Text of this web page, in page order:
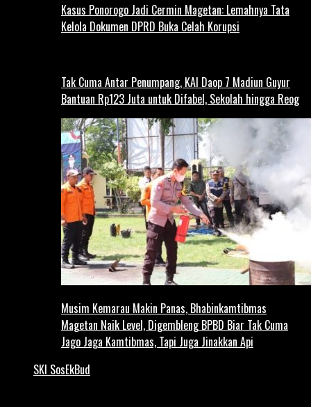
Kasus Ponorogo Jadi Cermin Magetan: Lemahnya Tata
Kelola Dokumen DPRD Buka Celah Korupsi
Tak Cuma Antar Penumpang, KAI Daop 7 Madiun Guyur
Bantuan Rp123 Juta untuk Difabel, Sekolah hingga Reog
Musim Kemarau Makin Panas, Bhabinkamtibmas
Magetan Naik Level, Digembleng BPBD Biar Tak Cuma
Jago Jaga Kamtibmas, Tapi Juga Jinakkan Api
SKI SosEkBud